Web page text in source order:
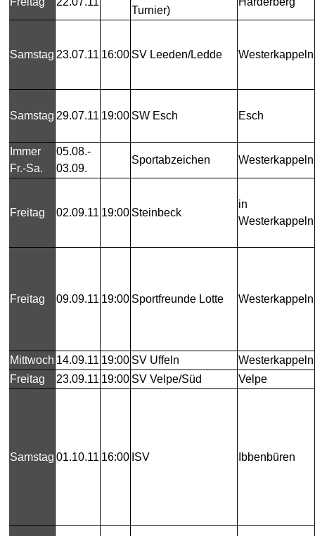
Turnier)
Samstag 23.07.11 16:00 SV Leeden/Ledde Westerkappeln
Samstag 29.07.11 19:00 SW Esch Esch
Immer
Fr.-Sa.
05.08.-
03.09.
Sportabzeichen Westerkappeln
Freitag 02.09.11 19:00 Steinbeck
in
Westerkappeln
Freitag 09.09.11 19:00 Sportfreunde Lotte Westerkappeln
Mittwoch 14.09.11 19:00 SV Uffeln
Westerkappeln
Freitag
23.09.11 19:00 SV Velpe/Süd Velpe
Samstag 01.10.11 16:00 ISV Ibbenbüren